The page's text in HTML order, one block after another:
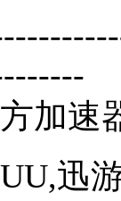
加速
迅